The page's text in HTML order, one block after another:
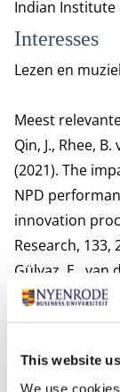
This website
We use
Indian Institute
Interesses
Lezen en
Meest
Qin, J., Rhee,
(2021). The
NPD
innovation
Research, 133,
Gülyaz, E., van
Solaimani, S.
customer
1602924.